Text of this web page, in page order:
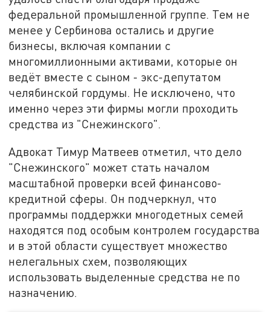
федеральной промышленной группе. Тем не
менее у Сербинова остались и другие
бизнесы, включая компании с
многомиллионными активами, которые он
ведёт вместе с сыном - экс-депутатом
челябинской гордумы. Не исключено, что
именно через эти фирмы могли проходить
средства из "Снежинского".
Адвокат Тимур Матвеев отметил, что дело
"Снежинского" может стать началом
масштабной проверки всей финансово-
кредитной сферы. Он подчеркнул, что
программы поддержки многодетных семей
находятся под особым контролем государства
и в этой области существует множество
нелегальных схем, позволяющих
использовать выделенные средства не по
назначению.